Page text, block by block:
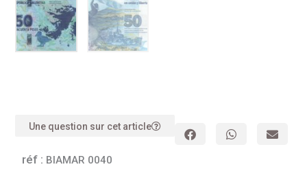
Une question sur cet article
réf : BIAMAR 0040